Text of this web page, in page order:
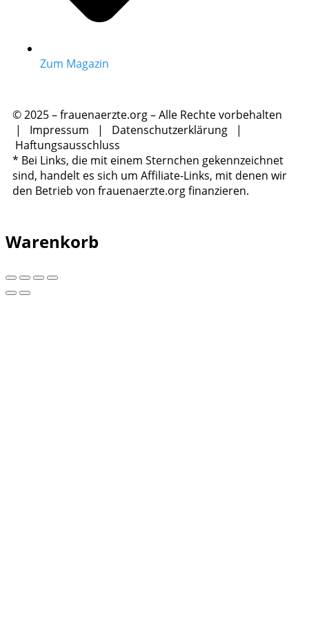
Zum Magazin
© 2025 – frauenaerzte.org – Alle Rechte vorbehalten
| Impressum | Datenschutzerklärung |
Haftungsausschluss
* Bei Links, die mit einem Sternchen gekennzeichnet
sind, handelt es sich um Affiliate-Links, mit denen wir
den Betrieb von frauenaerzte.org finanzieren.
Warenkorb